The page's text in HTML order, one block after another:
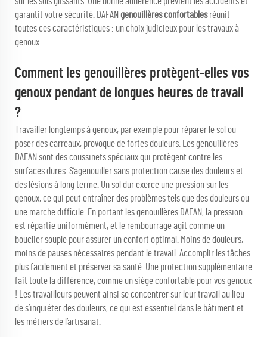
garantit votre sécurité. DAFAN genouillères confortablesréunit
toutes ces caractéristiques : un choix judicieux pour les travaux à
genoux.
Comment les genouillères protègent-elles vos
genoux pendant de longues heures de travail
?
Travailler longtemps à genoux, par exemple pour réparer le sol ou
poser des carreaux, provoque de fortes douleurs. Les genouillères
DAFAN sont des coussinets spéciaux qui protègent contre les
surfaces dures. S’agenouiller sans protection cause des douleurs et
des lésions à long terme. Un sol dur exerce une pression sur les
genoux, ce qui peut entraîner des problèmes tels que des douleurs ou
une marche difficile. En portant les genouillères DAFAN, la pression
est répartie uniformément, et le rembourrage agit comme un
bouclier souple pour assurer un confort optimal. Moins de douleurs,
moins de pauses nécessaires pendant le travail. Accomplir les tâches
plus facilement et préserver sa santé. Une protection supplémentaire
fait toute la différence, comme un siège confortable pour vos genoux
! Les travailleurs peuvent ainsi se concentrer sur leur travail au lieu
de s’inquiéter des douleurs, ce qui est essentiel dans le bâtiment et
les métiers de l’artisanat.